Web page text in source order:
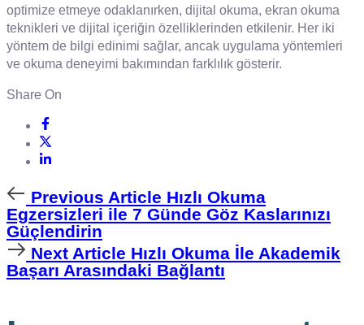
optimize etmeye odaklanırken, dijital okuma, ekran okuma
teknikleri ve dijital içeriğin özelliklerinden etkilenir. Her iki
yöntem de bilgi edinimi sağlar, ancak uygulama yöntemleri
ve okuma deneyimi bakımından farklılık gösterir.
Share On
Previous
Article
Previous Article Hızlı Okuma
Egzersizleri ile 7 Günde Göz Kaslarınızı
Güçlendirin
Next
Article
Next Article Hızlı Okuma İle Akademik
Başarı Arasındaki Bağlantı